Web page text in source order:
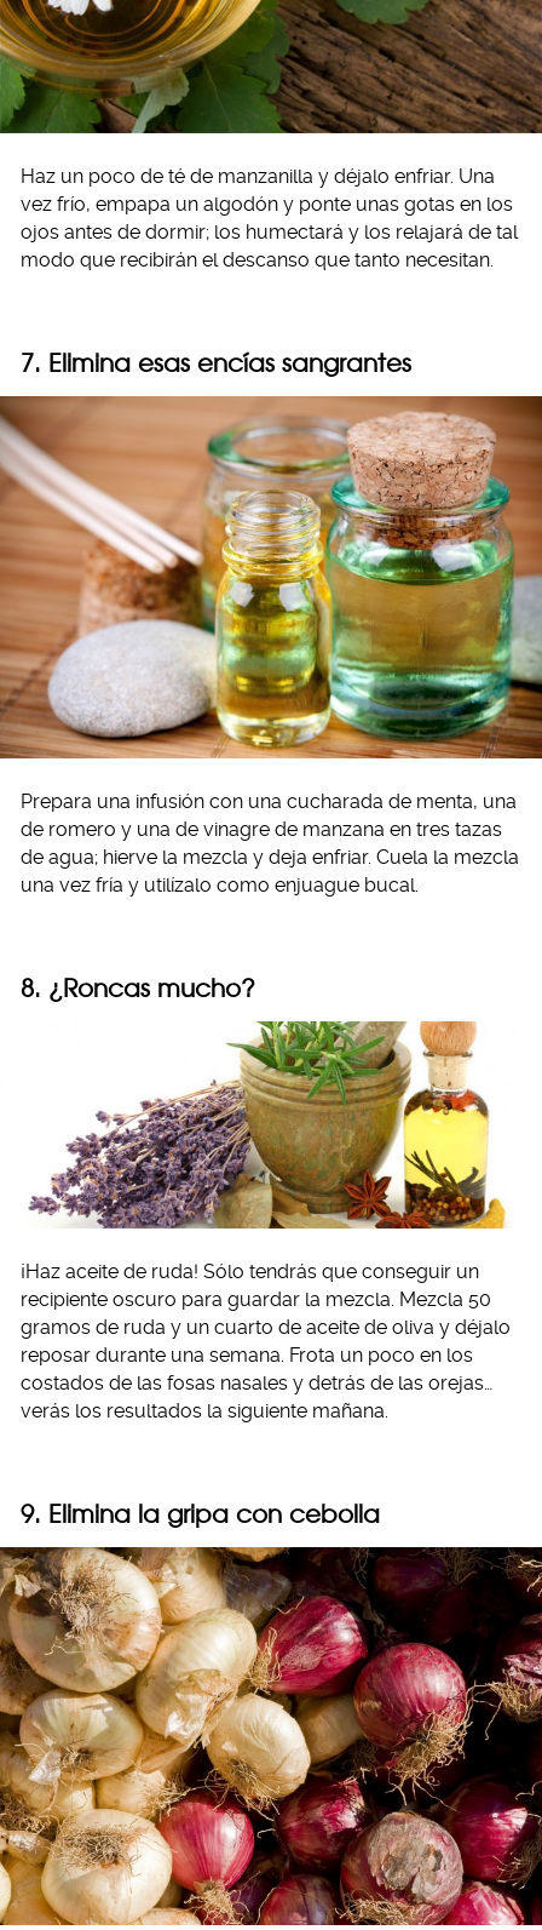
Haz un poco de té de manzanilla y déjalo enfriar. Una
vez frío, empapa un algodón y ponte unas gotas en los
ojos antes de dormir; los humectará y los relajará de tal
modo que recibirán el descanso que tanto necesitan.
7. Elimina esas encías sangrantes
Prepara una infusión con una cucharada de menta, una
de romero y una de vinagre de manzana en tres tazas
de agua; hierve la mezcla y deja enfriar. Cuela la mezcla
una vez fría y utilízalo como enjuague bucal.
8. ¿Roncas mucho?
¡Haz aceite de ruda! Sólo tendrás que conseguir un
recipiente oscuro para guardar la mezcla. Mezcla 50
gramos de ruda y un cuarto de aceite de oliva y déjalo
reposar durante una semana. Frota un poco en los
costados de las fosas nasales y detrás de las orejas…
verás los resultados la siguiente mañana.
9. Elimina la gripa con cebolla